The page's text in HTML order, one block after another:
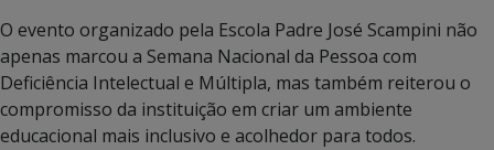
O evento organizado pela Escola Padre José Scampini não
apenas marcou a Semana Nacional da Pessoa com
Deficiência Intelectual e Múltipla, mas também reiterou o
compromisso da instituição em criar um ambiente
educacional mais inclusivo e acolhedor para todos.